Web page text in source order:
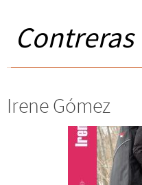
Irene Gómez